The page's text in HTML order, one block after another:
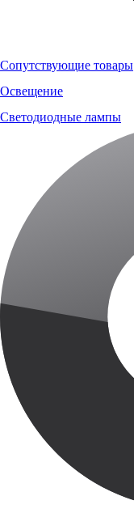
Сопутствующие товары
Освещение
Светодиодные лампы